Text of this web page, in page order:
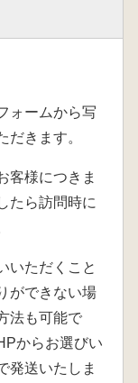
ォームから写
だきます。
客様につきま
たら訪問時に
いただくこと
ができない場
法も可能で
からお選びい
発送いたしま